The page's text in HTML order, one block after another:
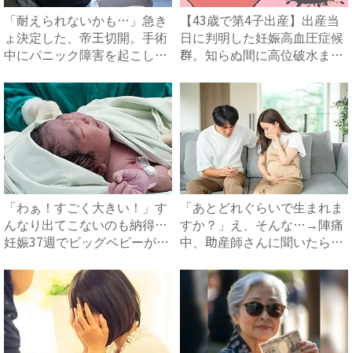
「耐えられないかも…」急き
ょ決定した、帝王切開。手術
中にパニック障害を起こしか
【43歳で第4子出産】出産当
日に判明した妊娠高血圧症候
群。知らぬ間に高位破水ま
「わぁ！すごく大きい！」す
んなり出てこないのも納得…
妊娠37週でビッグベビーが
「あとどれぐらいで生まれま
すか？」え、そんな…→陣痛
中、助産師さんに聞いたら衝